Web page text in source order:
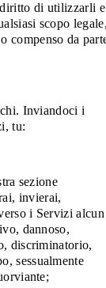
di utilizzarli e
scopo
compenso da
Inviandoci i
tu:
sezione
invierai,
i Servizi alcun
dannoso,
discriminatorio,
sessualmente